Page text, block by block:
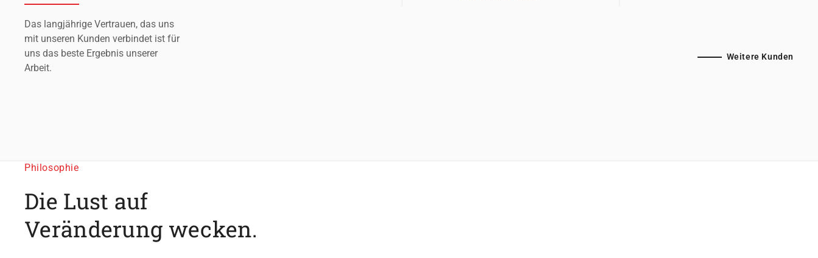
Das langjährige Vertrauen, das uns
mit unseren Kunden verbindet ist für
uns das beste Ergebnis unserer
Arbeit.
Weitere Kunden
Philosophie
Die Lust auf
Veränderung wecken.